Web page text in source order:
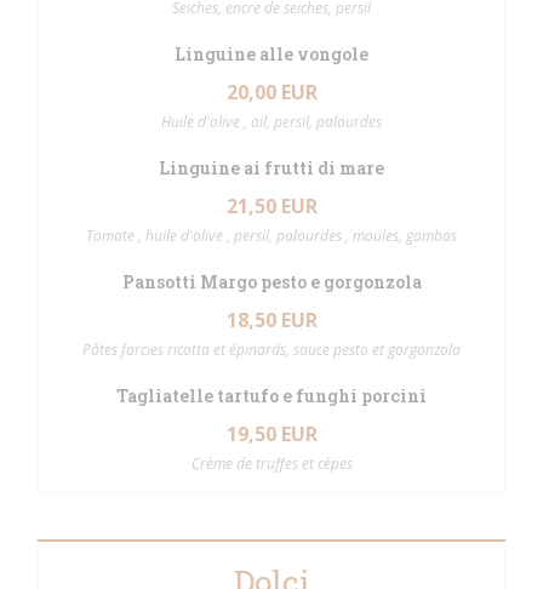
Seiches, encre de seiches, persil
Linguine alle vongole
20,00 EUR
Huile d'olive , ail, persil, palourdes
Linguine ai frutti di mare
21,50 EUR
Tomate , huile d'olive , persil, palourdes , moules, gambas
Pansotti Margo pesto e gorgonzola
18,50 EUR
Pâtes farcies ricotta et épinards, sauce pesto et gorgonzola
Tagliatelle tartufo e funghi porcini
19,50 EUR
Crème de truffes et cèpes